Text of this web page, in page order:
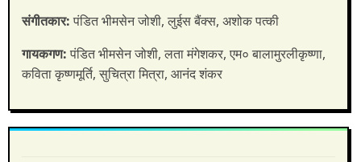
संगीतकार: पंडितभीमसेन जोशी, लुईस बैंक्स, अशोक पत्की
गायकगण: पंडित भीमसेन जोशी, लता मंगेशकर, एम० बालामुरलीकृष्णा,
कविता कृष्णमूर्ति, सुचित्रा मित्रा, आनंद शंकर